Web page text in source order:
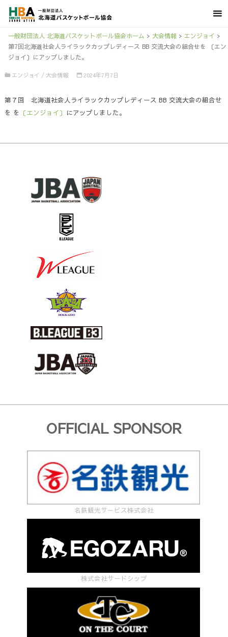
一般財団法人 北海道バスケットボール協会ホーム > 大会情報 > エンジョイ >
第7回北海道社会人ライラックカップレディース BB 交流大会の組合せを 〔エン
ジョイ〕にアップしました。
エンジョイ / 大会情報 2024年7月7日
第７回 北海道社会人ライラックカップレディース BB 交流大会の組合せ
を を 〔エンジョイ〕 にアップしました。
OFFICIAL SPONSOR
名鉄観光サービス株式会社
株式会社サードシップ